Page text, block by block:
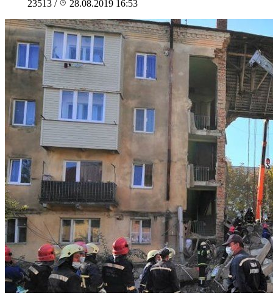
23513 / 28.08.2019 16:53